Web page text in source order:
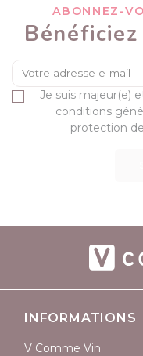
ABONNEZ-
Je suis majeur(e)
conditions
protection
INFORMATIONS
V Comme Vin